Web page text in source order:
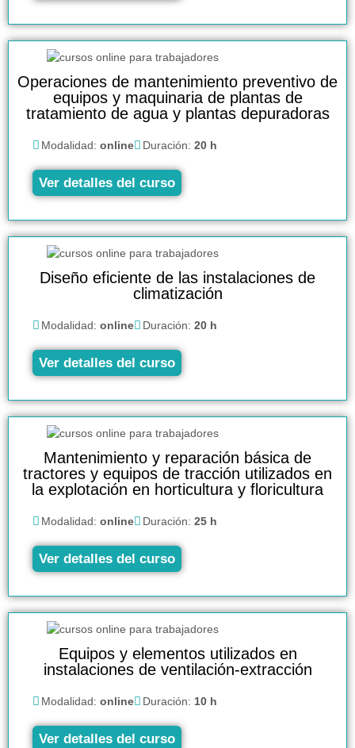
Operaciones de mantenimiento preventivo de
equipos y maquinaria de plantas de
tratamiento de agua y plantas depuradoras
Modalidad: online Duración: 20 h
Ver detalles del curso
Diseño eficiente de las instalaciones de
climatización
Modalidad: online Duración: 20 h
Ver detalles del curso
Mantenimiento y reparación básica de
tractores y equipos de tracción utilizados en
la explotación en horticultura y floricultura
Modalidad: online Duración: 25 h
Ver detalles del curso
Equipos y elementos utilizados en
instalaciones de ventilación-extracción
Modalidad: online Duración: 10 h
Ver detalles del curso